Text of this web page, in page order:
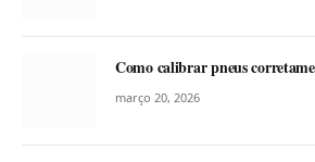
Como calibrar pneus
março 20, 2026